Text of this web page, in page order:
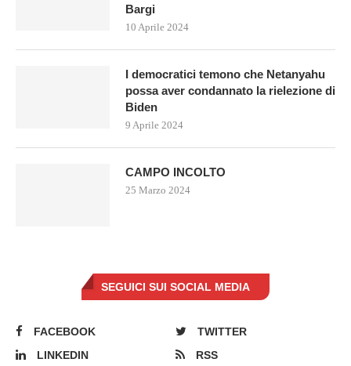
Bargi
10 Aprile 2024
I democratici temono che Netanyahu
possa aver condannato la rielezione di
Biden
9 Aprile 2024
CAMPO INCOLTO
25 Marzo 2024
SEGUICI SUI SOCIAL MEDIA
FACEBOOK
TWITTER
LINKEDIN
RSS